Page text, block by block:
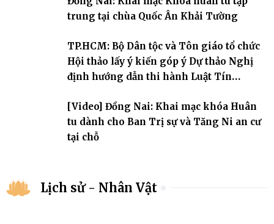
trung tại chùa Quốc Ân Khải Tường
TP.HCM: Bộ Dân tộc và Tôn giáo tổ chức
Hội thảo lấy ý kiến góp ý Dự thảo Nghị
định hướng dẫn thi hành Luật Tín
[Video] Đồng Nai: Khai mạc khóa Huân
tu dành cho Ban Trị sự và Tăng Ni an cư
tại chỗ
Lịch sử - Nhân Vật